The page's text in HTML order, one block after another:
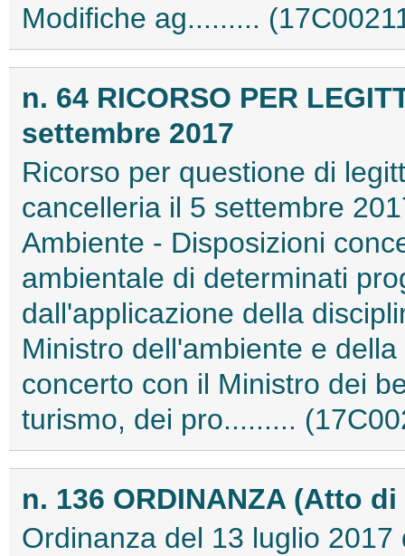
Modifiche ag.........
n. 64 RICORSO PER
settembre 2017
Ricorso per questione di
cancelleria il 5 settembre
Ambiente - Disposizioni
ambientale di determinati
dall'applicazione della
Ministro dell'ambiente e
concerto con il Ministro dei
turismo, dei pro.........
n. 136 ORDINANZA (Atto
Ordinanza del 13 luglio